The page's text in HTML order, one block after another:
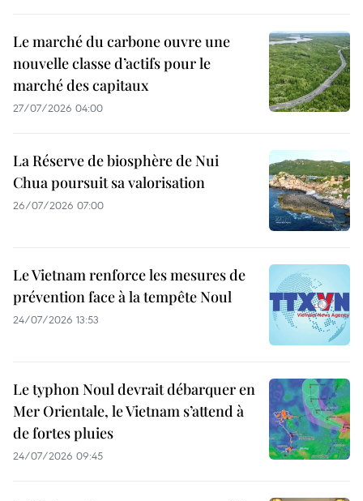
Le marché du carbone ouvre une
nouvelle classe d’actifs pour le
marché des capitaux
27/07/2026 04:00
La Réserve de biosphère de Nui
Chua poursuit sa valorisation
26/07/2026 07:00
Le Vietnam renforce les mesures de
prévention face à la tempête Noul
24/07/2026 13:53
Le typhon Noul devrait débarquer en
Mer Orientale, le Vietnam s’attend à
de fortes pluies
24/07/2026 09:45